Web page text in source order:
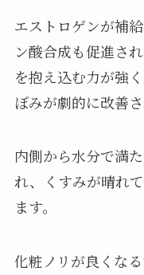
エストロゲンが補
ン酸合成も促進さ
を抱え込む力が強
ぼみが劇的に改善さ
内側から水分で満
れ、くすみが晴れ
ます。
化粧ノリが良くな